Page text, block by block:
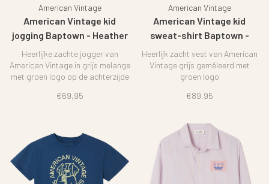
American Vintage
American Vintage kid
jogging Baptown - Heather
grey
Heerlijke zachte jogger van
American Vintage in grijs melange
met groen logo op de achterzijde
€69,95
American Vintage
American Vintage kid
sweat-shirt Baptown -
Heather grey
Heerlijk zacht vest van American
Vintage grijs gemêleerd met
groen logo
€89,95